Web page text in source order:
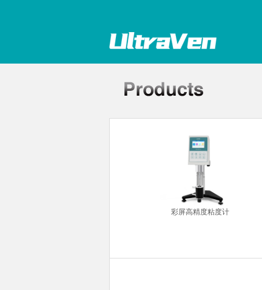
彩屏高精度粘度计